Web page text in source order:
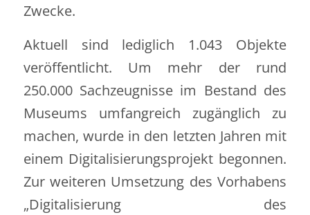
Zwecke.
Aktuell sind lediglich 1.043 Objekte
veröffentlicht. Um mehr der rund
250.000 Sachzeugnisse im Bestand des
Museums umfangreich zugänglich zu
machen, wurde in den letzten Jahren mit
einem Digitalisierungsprojekt begonnen.
Zur weiteren Umsetzung des Vorhabens
„Digitalisierung des